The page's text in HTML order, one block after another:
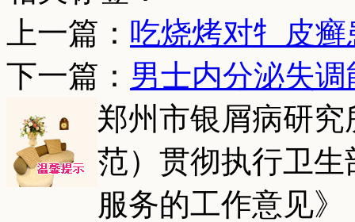
上一篇： 吃烧烤对牜皮
下一篇： 男士内分泌失
郑州市银屑病研
范）贯彻执行卫
服务的工作意见